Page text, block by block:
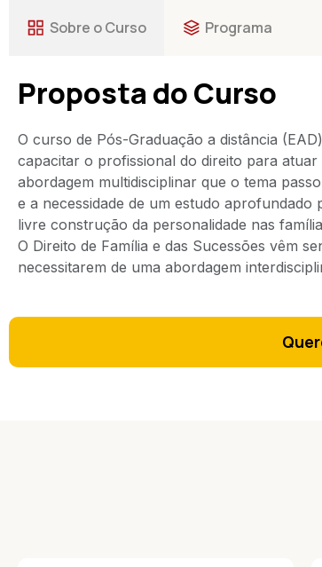
Sobre o Curso Programa
Proposta do Curso
O curso de Pós-Graduação a distância
capacitar o profissional do direito para
abordagem multidisciplinar que o tema
e a necessidade de um estudo
livre construção da personalidade nas
O Direito de Família e das Sucessões vêm
necessitarem de uma abordagem